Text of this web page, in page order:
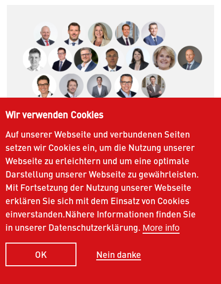
Le jury d'experts indépendants
Un jury d’experts indépendants sélectionne les
candidats.Les entreprises ne peuvent pas poser elles-
mêmes leur candidature pour le Prix SVC. Les
membres du jury sont indépendants. Ils travaillent en
lien avec la pratique et sont fortement enracinés au
niveau régional.Grâce à leur longue expérience
professionnelle et à leur ancrage dans les milieux
économique, politique, scientifi que et médiatique, ils
Wir verwenden Cookies
Auf unserer Webseite und verbundenen Seiten
setzen wir Cookies ein, um die Nutzung unserer
Webseite zu erleichtern und um eine optimale
Darstellung unserer Webseite zu gewährleisten.
Mit Fortsetzung der Nutzung unserer Webseite
erklären Sie sich mit dem Einsatz von Cookies
einverstanden.Nähere Informationen finden Sie
in unserer Datenschutzerklärung. More info
OK Nein danke